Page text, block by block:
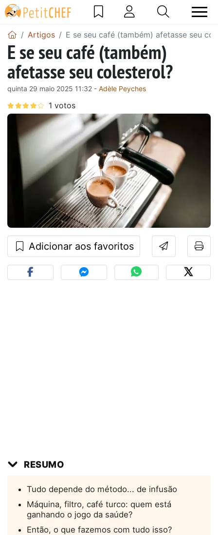
Artigos E se seu café (também) afetasse seu
E se seu café (também)
afetasse seu colesterol?
quinta 29 maio 2025 11:32 - Adèle Peyches
Adicionar aos favoritos
RESUMO
Tudo depende do método... de infusão
Máquina, filtro, café turco: quem está
ganhando o jogo da saúde?
Então, o que fazemos com tudo isso?